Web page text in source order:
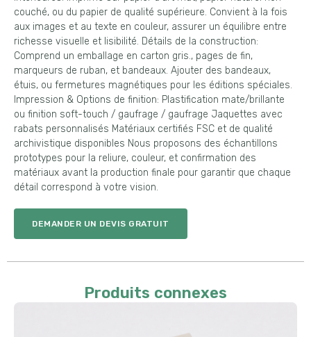
couché, ou du papier de qualité supérieure. Convient à la fois
aux images et au texte en couleur, assurer un équilibre entre
richesse visuelle et lisibilité. Détails de la construction:
Comprend un emballage en carton gris., pages de fin,
marqueurs de ruban, et bandeaux. Ajouter des bandeaux,
étuis, ou fermetures magnétiques pour les éditions spéciales.
Impression & Options de finition: Plastification mate/brillante
ou finition soft-touch / gaufrage / gaufrage Jaquettes avec
rabats personnalisés Matériaux certifiés FSC et de qualité
archivistique disponibles Nous proposons des échantillons
prototypes pour la reliure, couleur, et confirmation des
matériaux avant la production finale pour garantir que chaque
détail correspond à votre vision.
DEMANDER UN DEVIS GRATUIT
Produits connexes